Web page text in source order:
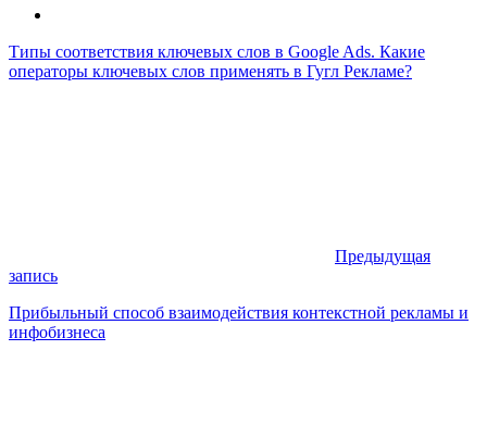
Типы соответствия ключевых слов в Google Ads. Какие
операторы ключевых слов применять в Гугл Рекламе?
Предыдущая
запись
Прибыльный способ взаимодействия контекстной рекламы и
инфобизнеса